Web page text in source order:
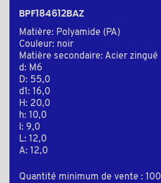
BPF184612BAZ
Matière: Polyamide (PA)
Couleur: noir
Matière secondaire: Acier zingué
d: M6
D: 55,0
d1: 16,0
H: 20,0
h: 10,0
l: 9,0
L: 12,0
A: 12,0
Quantité minimum de vente : 100